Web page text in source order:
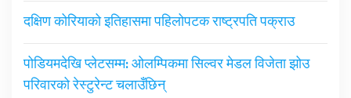
दक्षिण कोरियाको इतिहासमा पहिलोपटक राष्ट्रपति पक्राउ
पोडियमदेखि प्लेटसम्म: ओलम्पिकमा सिल्वर मेडल विजेता झोउ
परिवारको रेस्टुरेन्ट चलाउँछिन्